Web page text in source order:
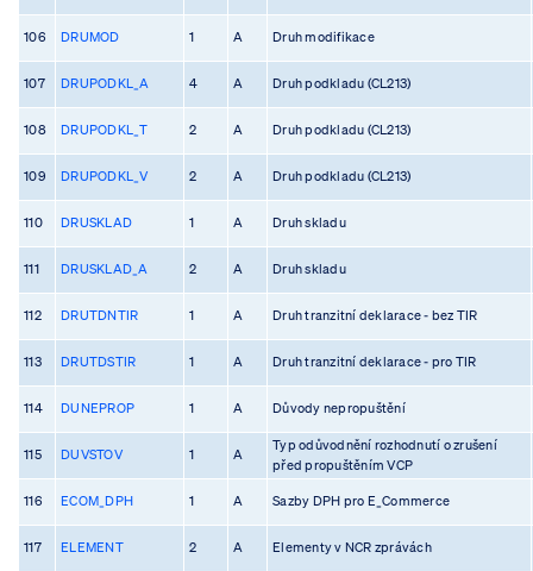
106 DRUMOD 1 A Druh modifikace
107 DRUPODKL_A 4 A Druh podkladu (CL213)
108 DRUPODKL_T 2 A Druh podkladu (CL213)
109 DRUPODKL_V 2 A Druh podkladu (CL213)
110 DRUSKLAD 1 A Druh skladu
111 DRUSKLAD_A 2 A Druh skladu
112 DRUTDNTIR 1 A Druh tranzitní deklarace - bez TIR
113 DRUTDSTIR 1 A Druh tranzitní deklarace - pro TIR
114 DUNEPROP 1 A Důvody nepropuštění
115 DUVSTOV 1 A
Typ odůvodnění rozhodnutí o zrušení
před propuštěním VCP
116 ECOM_DPH 1 A Sazby DPH pro E_Commerce
117 ELEMENT 2 A Elementy v NCR zprávách